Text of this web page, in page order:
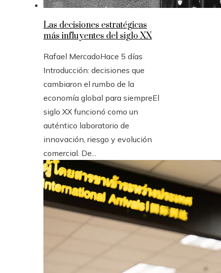
Las decisiones estratégicas
más influyentes del siglo XX
Rafael MercadoHace 5 días
Introducción: decisiones que
cambiaron el rumbo de la
economía global para siempreEl
siglo XX funcionó como un
auténtico laboratorio de
innovación, riesgo y evolución
comercial. De...